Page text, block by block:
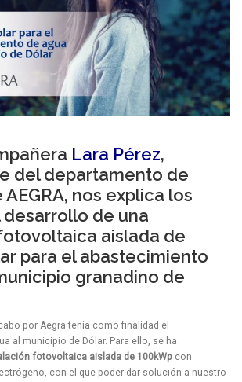
Lara Pérez,
del departamento de
nos explica los
de una
aislada de
para el abastecimiento
granadino de
por Aegra tenía como finalidad el
al municipio de Dólar. Para ello, se ha
fotovoltaica aislada de 100kWp con
con el que poder dar solución a nuestro